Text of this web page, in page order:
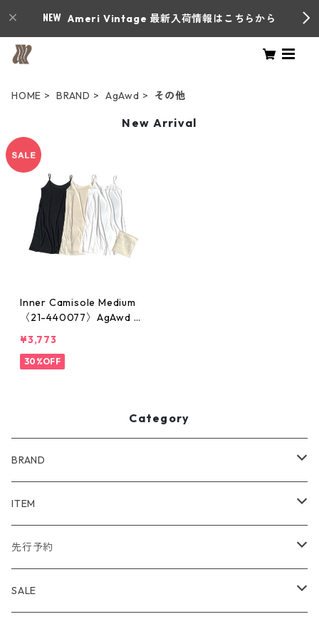
Ameri Vintage 最新入荷情報はこちらから
HOME BRAND AgAwd その他
New Arrival
Inner Camisole Medium
〈21-440077〉AgAwd ア
¥3,773
30%OFF
Category
BRAND
WIND AND SEA
アウター
トップス
NAISSANCE
アウター
bal
ITEM
アウター
トップス
先行予約
TODAYFUL 2020 SUMMER
SALE